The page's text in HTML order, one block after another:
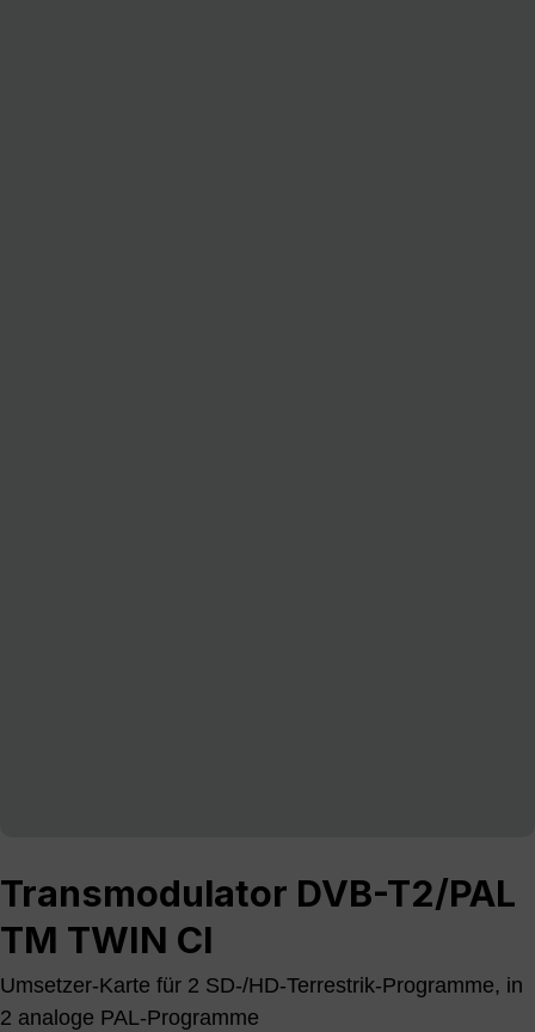
Transmodulator DVB-T2/PAL
TM TWIN CI
Umsetzer-Karte für 2 SD-/HD-Terrestrik-Programme, in
2 analoge PAL-Programme